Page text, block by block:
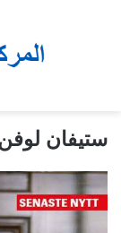
ستيفان